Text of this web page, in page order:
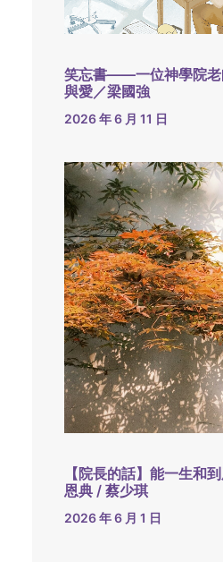
笑忘書——一位神學院老
與愛／梁國強
2026 年 6 月 11 日
【院長的話】能一生和
恩典 / 蔡少琪
2026 年 6 月 1 日